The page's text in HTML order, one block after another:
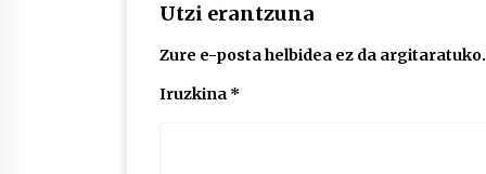
Utzi erantzuna
Zure e-posta helbidea ez da argitaratuko.
Iruzkina *